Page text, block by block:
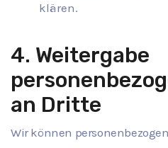
klären.
4. Weitergabe
an Dritte
Wir können